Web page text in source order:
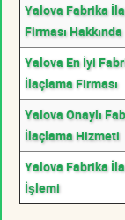
Yalova Fabrika
Firması Hakkında
Yalova En İyi
İlaçlama Firması
Yalova Onaylı
İlaçlama Hizmeti
Yalova Fabrika
İşlemi